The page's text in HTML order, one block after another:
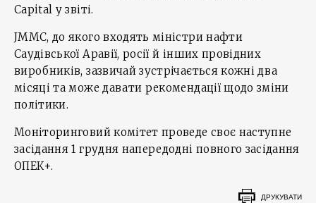
Capital у звіті.
JMMC, до якого входять міністри нафти
Саудівської Аравії, росії й інших провідних
виробників, зазвичай зустрічається кожні два
місяці та може давати рекомендації щодо зміни
політики.
Моніторинговий комітет проведе своє наступне
засідання 1 грудня напередодні повного засідання
ОПЕК+.
ДРУКУВАТИ